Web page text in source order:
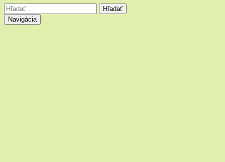
Vyhľadávanie
Hľadať:
Navigácia